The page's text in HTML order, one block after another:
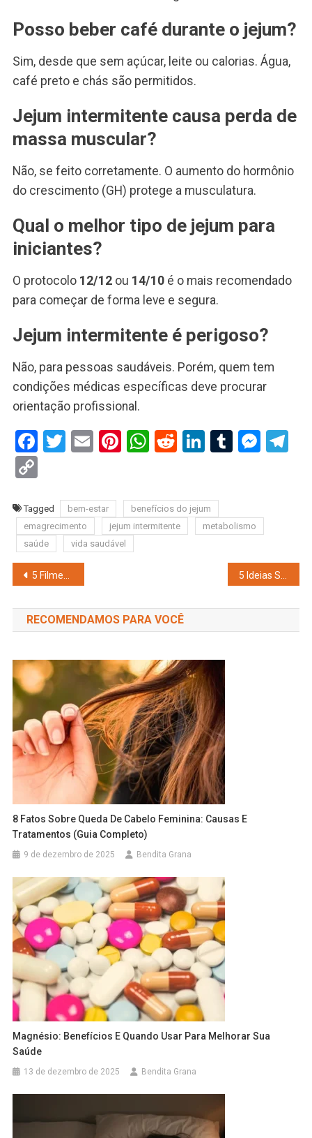
Posso beber café durante o jejum?
Sim, desde que sem açúcar, leite ou calorias. Água,
café preto e chás são permitidos.
Jejum intermitente causa perda de
massa muscular?
Não, se feito corretamente. O aumento do hormônio
do crescimento (GH) protege a musculatura.
Qual o melhor tipo de jejum para
iniciantes?
O protocolo 12/12ou 14/10é o mais recomendado
para começar de forma leve e segura.
Jejum intermitente é perigoso?
Não, para pessoas saudáveis. Porém, quem tem
condições médicas específicas deve procurar
orientação profissional.
Facebook
Twitter
EmailPinterest
WhatsApp
RedditLinkedIn
Tumblr
Copy
Tagged bem-estar
benefícios do jejum
emagrecimento
jejum intermitente
metabolismo
saúde
vida saudável
Navegação
de
Post
5 Filmes Sobre Finanças Que Todo Investidor Precisa Assistir
RECOMENDAMOS PARA VOCÊ
8 Fatos Sobre Queda De Cabelo Feminina: Causas E
Tratamentos (Guia Completo)
9 de dezembro de 2025 Bendita Grana
Magnésio: Benefícios E Quando Usar Para Melhorar Sua
Saúde
13 de dezembro de 2025 Bendita Grana